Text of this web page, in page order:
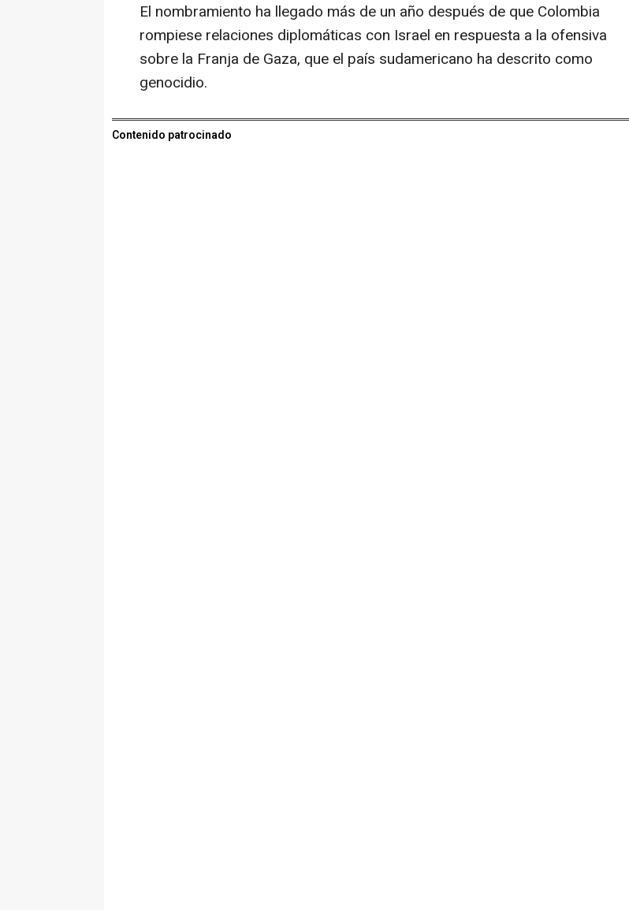
El nombramiento ha llegado más de un año después de que Colombia
rompiese relaciones diplomáticas con Israel en respuesta a la ofensiva
sobre la Franja de Gaza, que el país sudamericano ha descrito como
genocidio.
Contenido patrocinado